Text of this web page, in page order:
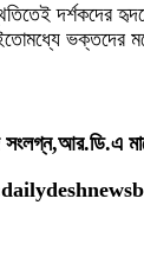
দর্শকদের
ভক্তদের